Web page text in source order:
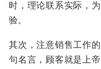
时，理论联系实际，
验。
其次，注意销售工作
句名言，顾客就是上